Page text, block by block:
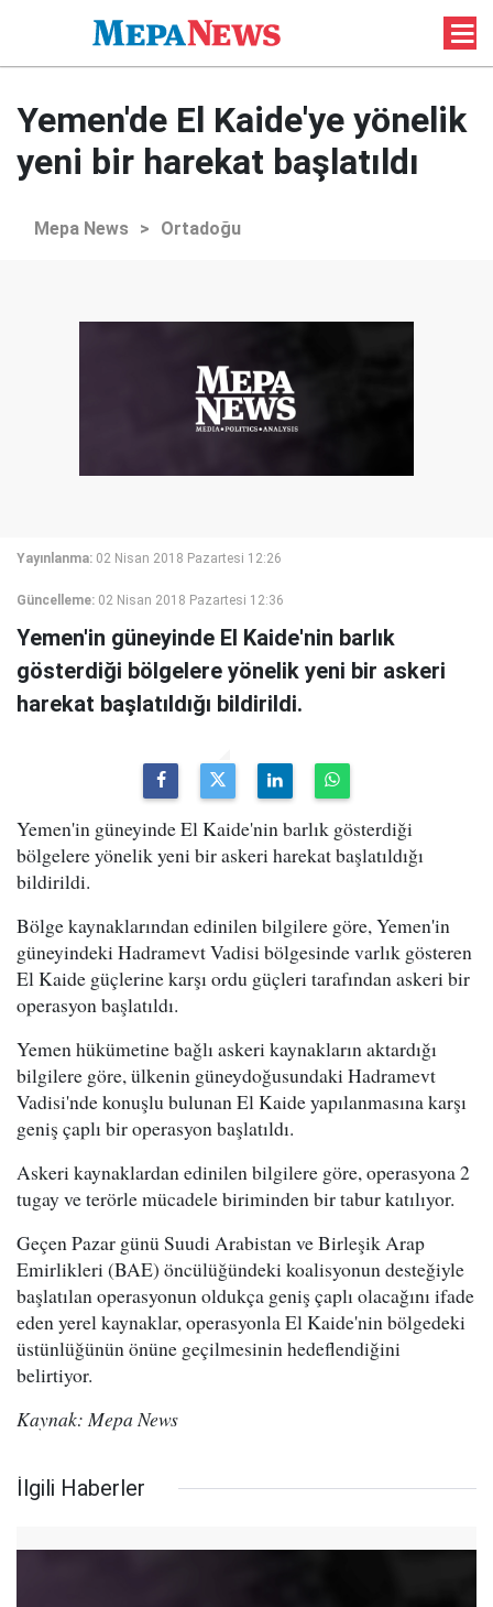
Yemen'de El Kaide'ye yönelik
yeni bir harekat başlatıldı
Mepa News > Ortadoğu
Yayınlanma: 02 Nisan 2018 Pazartesi 12:26
Güncelleme: 02 Nisan 2018 Pazartesi 12:36
Yemen'in güneyinde El Kaide'nin barlık
gösterdiği bölgelere yönelik yeni bir askeri
harekat başlatıldığı bildirildi.
Yemen'in güneyinde El Kaide'nin barlık gösterdiği
bölgelere yönelik yeni bir askeri harekat başlatıldığı
bildirildi.
Bölge kaynaklarından edinilen bilgilere göre, Yemen'in
güneyindeki Hadramevt Vadisi bölgesinde varlık gösteren
El Kaide güçlerine karşı ordu güçleri tarafından askeri bir
operasyon başlatıldı.
Yemen hükümetine bağlı askeri kaynakların aktardığı
bilgilere göre, ülkenin güneydoğusundaki Hadramevt
Vadisi'nde konuşlu bulunan El Kaide yapılanmasına karşı
geniş çaplı bir operasyon başlatıldı.
Askeri kaynaklardan edinilen bilgilere göre, operasyona 2
tugay ve terörle mücadele biriminden bir tabur katılıyor.
Geçen Pazar günü Suudi Arabistan ve Birleşik Arap
Emirlikleri (BAE) öncülüğündeki koalisyonun desteğiyle
başlatılan operasyonun oldukça geniş çaplı olacağını ifade
eden yerel kaynaklar, operasyonla El Kaide'nin bölgedeki
üstünlüğünün önüne geçilmesinin hedeflendiğini
belirtiyor.
Kaynak: Mepa News
İlgili Haberler